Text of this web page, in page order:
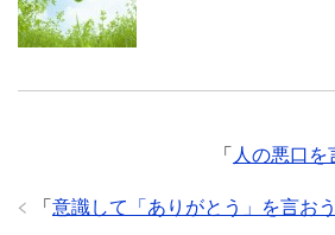
「 人の悪口を
「 意識して「ありがとう」を言おう